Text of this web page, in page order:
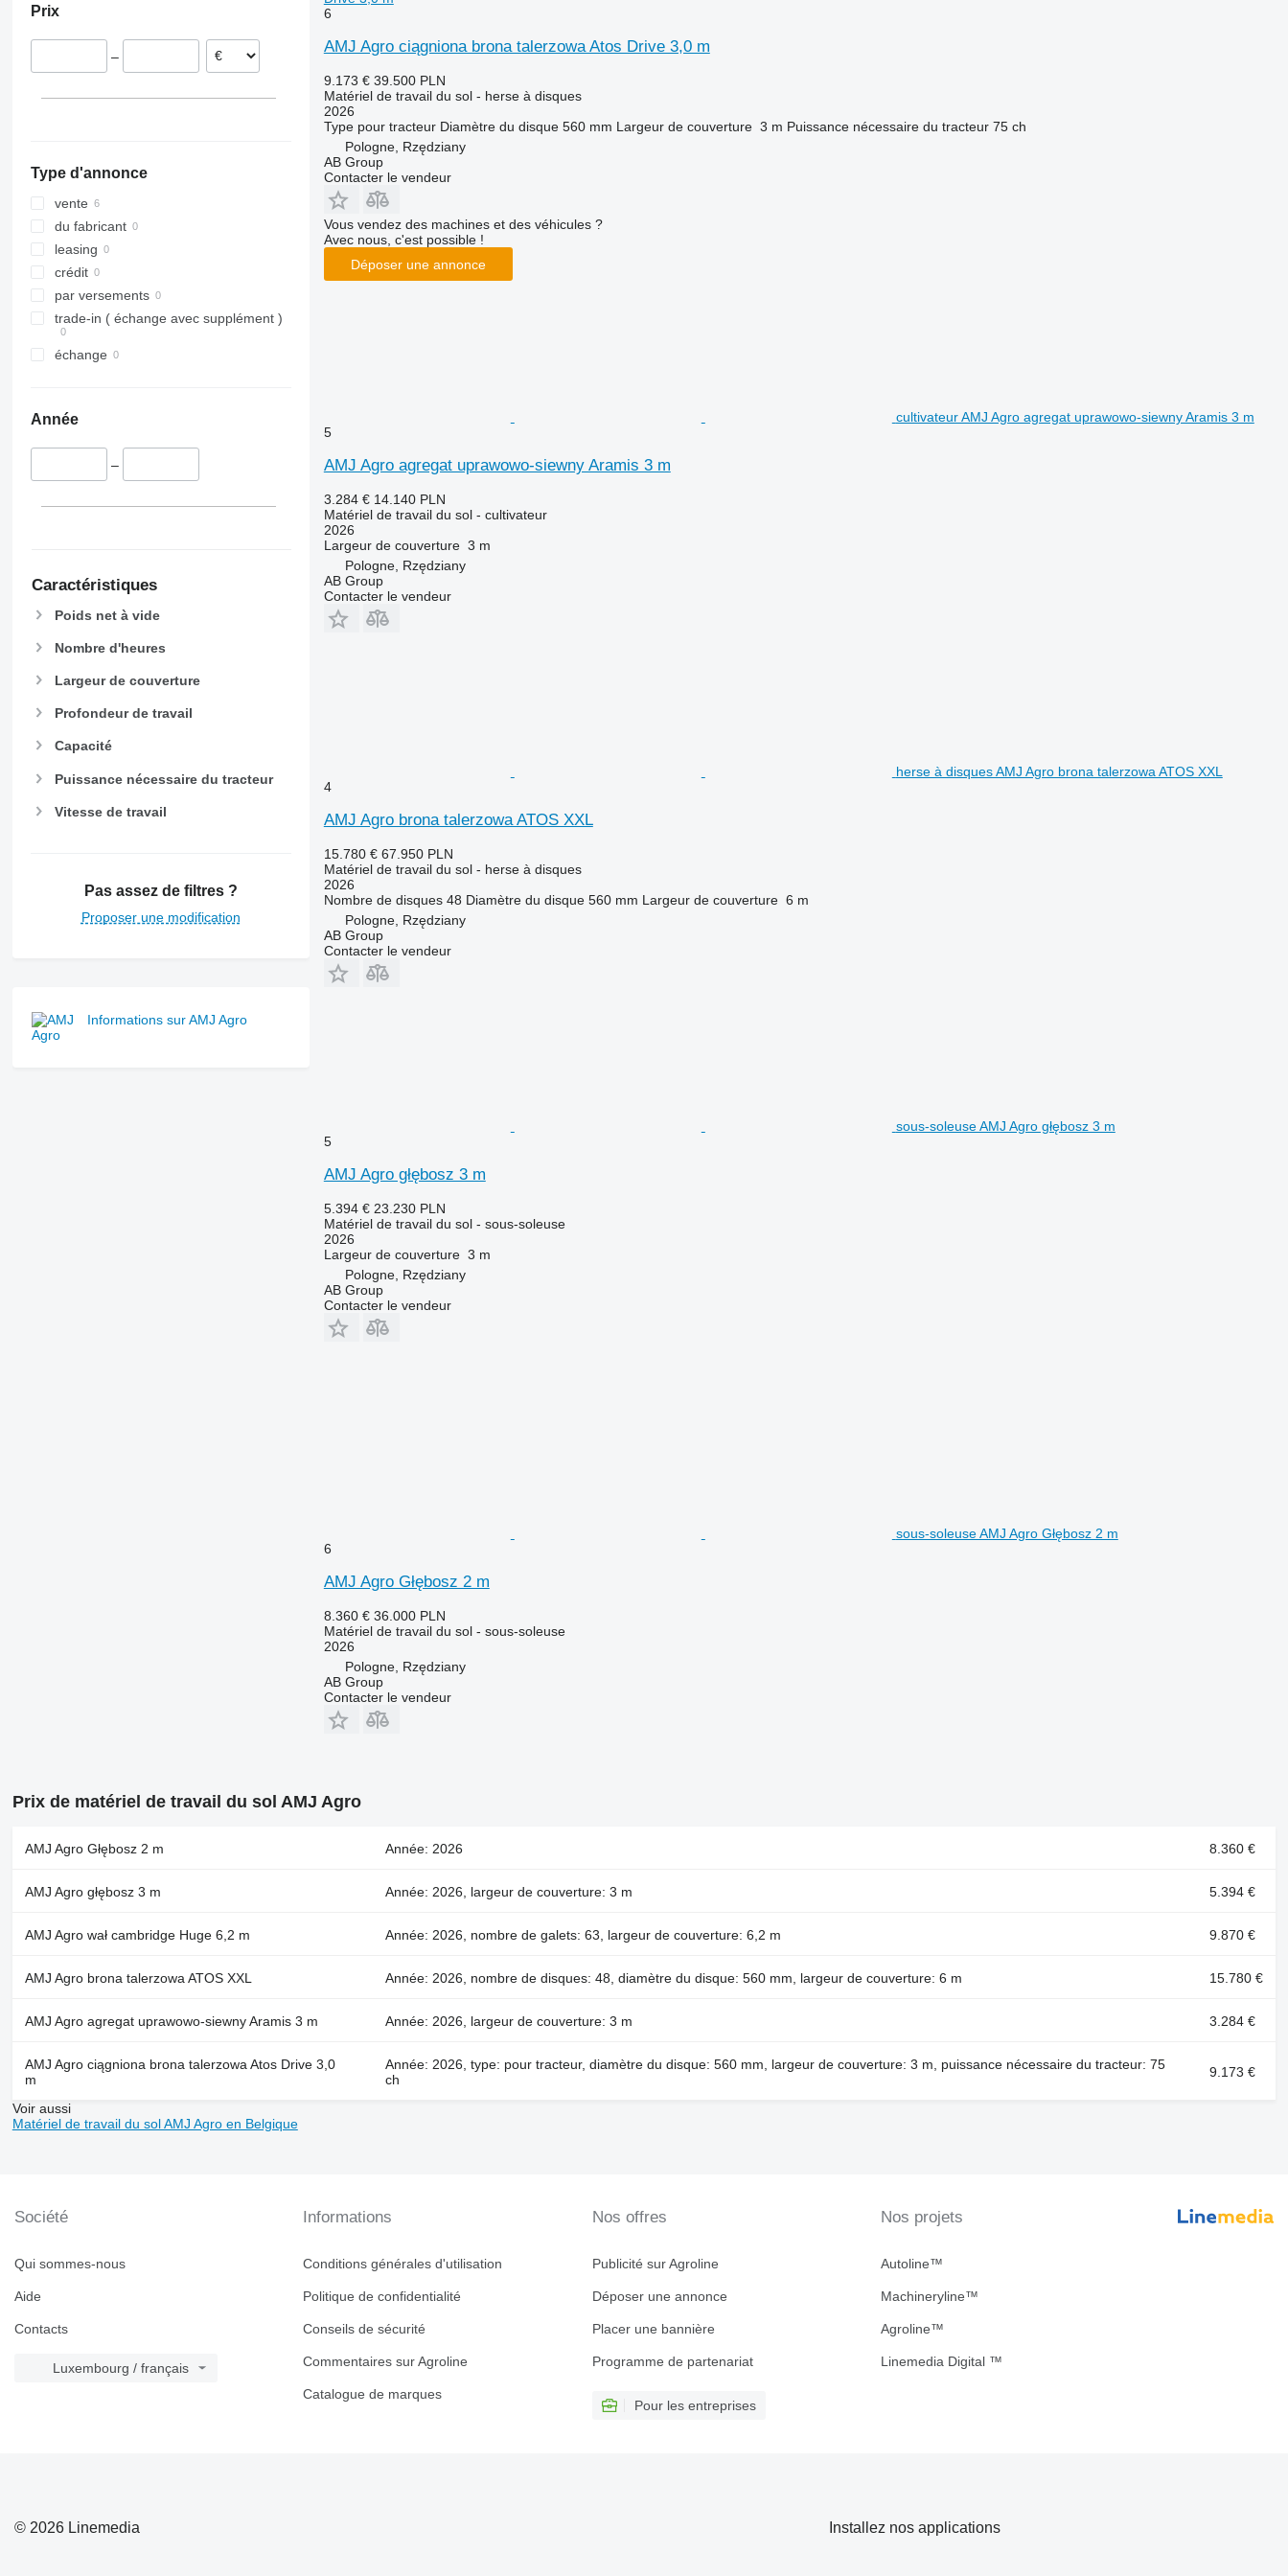
TLD
Rubin
Smaragd
VarioPack
Zirkon
W-series
Supertaube
Prix
–
Type d'annonce
vente
du fabricant
leasing
crédit
par versements
trade-in ( échange avec supplément )
échange
Année
–
Caractéristiques
Poids net à vide
Nombre d'heures
Largeur de couverture
Profondeur de travail
Capacité
Puissance nécessaire du tracteur
Vitesse de travail
Pas assez de filtres ?
Proposer une modification
Informations sur AMJ Agro
6
AMJ Agro ciągniona brona talerzowa Atos Drive 3,0 m
9.173 € 39.500 PLN
Matériel de travail du sol - herse à disques
2026
Type pour tracteur Diamètre du disque 560 mm Largeur de couverture 3 m Puissance nécessaire du tracteur 75 ch
Pologne, Rzędziany
AB Group
Contacter le vendeur
Vous vendez des machines et des véhicules ?
Avec nous, c'est possible !
Déposer une annonce
cultivateur AMJ Agro agregat uprawowo-siewny Aramis 3 m
5
AMJ Agro agregat uprawowo-siewny Aramis 3 m
3.284 € 14.140 PLN
Matériel de travail du sol - cultivateur
2026
Largeur de couverture 3 m
Pologne, Rzędziany
AB Group
Contacter le vendeur
herse à disques AMJ Agro brona talerzowa ATOS XXL
4
AMJ Agro brona talerzowa ATOS XXL
15.780 € 67.950 PLN
Matériel de travail du sol - herse à disques
2026
Nombre de disques 48 Diamètre du disque 560 mm Largeur de couverture 6 m
Pologne, Rzędziany
AB Group
Contacter le vendeur
sous-soleuse AMJ Agro głębosz 3 m
5
AMJ Agro głębosz 3 m
5.394 € 23.230 PLN
Matériel de travail du sol - sous-soleuse
2026
Largeur de couverture 3 m
Pologne, Rzędziany
AB Group
Contacter le vendeur
sous-soleuse AMJ Agro Głębosz 2 m
6
AMJ Agro Głębosz 2 m
8.360 € 36.000 PLN
Matériel de travail du sol - sous-soleuse
2026
Pologne, Rzędziany
AB Group
Contacter le vendeur
Prix de matériel de travail du sol AMJ Agro
AMJ Agro Głębosz 2 m Année: 2026 8.360 €
AMJ Agro głębosz 3 m Année: 2026, largeur de couverture: 3 m 5.394 €
AMJ Agro wał cambridge Huge 6,2 m Année: 2026, nombre de galets: 63, largeur de couverture: 6,2 m 9.870 €
AMJ Agro brona talerzowa ATOS XXL Année: 2026, nombre de disques: 48, diamètre du disque: 560 mm, largeur de couverture: 6 m 15.780 €
AMJ Agro agregat uprawowo-siewny Aramis 3 m Année: 2026, largeur de couverture: 3 m 3.284 €
AMJ Agro ciągniona brona talerzowa Atos Drive 3,0
m
Année: 2026, type: pour tracteur, diamètre du disque: 560 mm, largeur de couverture: 3 m, puissance nécessaire du tracteur: 75
ch
9.173 €
Voir aussi
Matériel de travail du sol AMJ Agro en Belgique
Société
Qui sommes-nous
Aide
Contacts
Luxembourg / français
Informations
Conditions générales d'utilisation
Politique de confidentialité
Conseils de sécurité
Commentaires sur Agroline
Catalogue de marques
Nos offres
Publicité sur Agroline
Déposer une annonce
Placer une bannière
Programme de partenariat
Pour les entreprises
Nos projets
Autoline™
Machineryline™
Agroline™
Linemedia Digital ™
© 2026 Linemedia Installez nos applications